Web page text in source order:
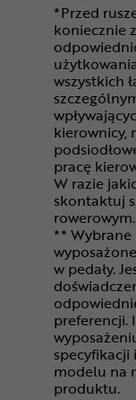
*Przed
koniecznie
wszystkich
kierownicy,
pracę
W razie
skontaktuj
rowerowym.
**
w pedały.
preferencji.
modelu na
produktu.